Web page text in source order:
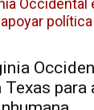
para